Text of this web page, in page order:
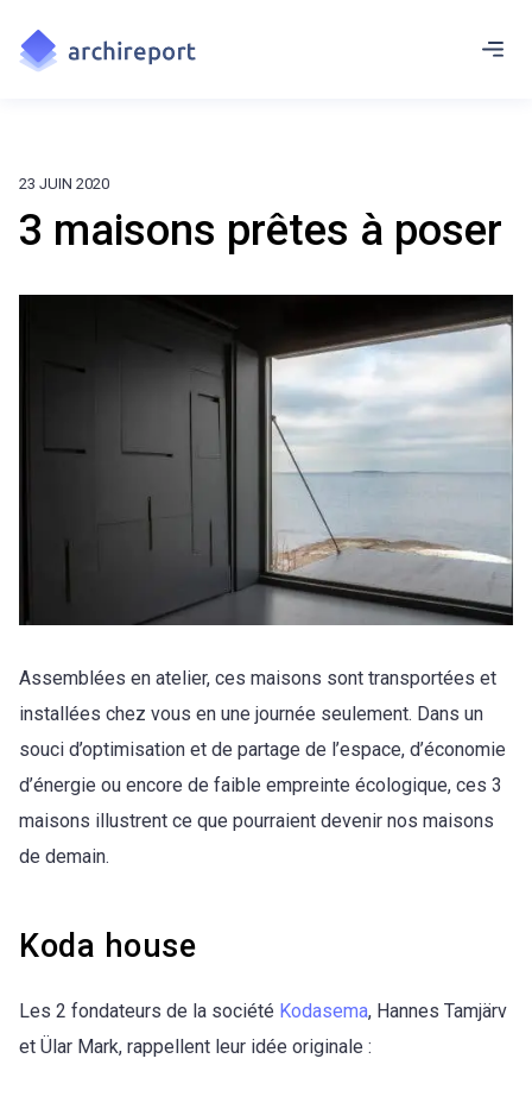
23 JUIN 2020
3 maisons prêtes à poser
Assemblées en atelier, ces maisons sont transportées et
installées chez vous en une journée seulement. Dans un
souci d’optimisation et de partage de l’espace, d’économie
d’énergie ou encore de faible empreinte écologique, ces 3
maisons illustrent ce que pourraient devenir nos maisons
de demain.
Koda house
Les 2 fondateurs de la société Kodasema, Hannes Tamjärv
et Ülar Mark, rappellent leur idée originale :